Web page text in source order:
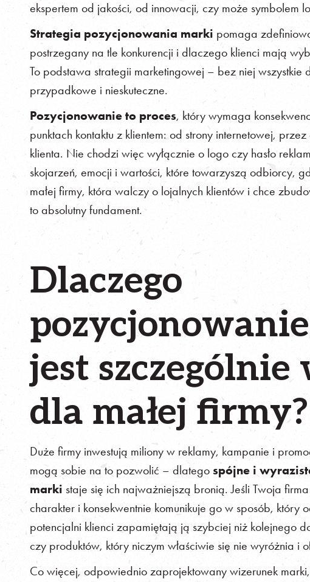
ekspertem od jakości, od innowacji, czy może symbolem
Strategia pozycjonowania marki pomaga
postrzegany na tle konkurencji i dlaczego klienci mają
To podstawa strategii marketingowej – bez niej wszystkie
przypadkowe i nieskuteczne.
Pozycjonowanie to proces, który wymaga
punktach kontaktu z klientem: od strony internetowej,
klienta. Nie chodzi więc wyłącznie o logo czy hasło
skojarzeń, emocji i wartości, które towarzyszą odbiorcy,
małej firmy, która walczy o lojalnych klientów i chce
to absolutny fundament.
Dlaczego
jest szczególnie
dla małej firmy?
Duże firmy inwestują miliony w reklamy, kampanie i
mogą sobie na to pozwolić – dlatego spójne i
marki staje się ich najważniejszą bronią. Jeśli Twoja
charakter i konsekwentnie komunikuje go w sposób, który
potencjalni klienci zapamiętają ją szybciej niż kolejnego
czy produktów, który niczym właściwie się nie wyróżnia i
Co więcej, odpowiednio zaprojektowany wizerunek